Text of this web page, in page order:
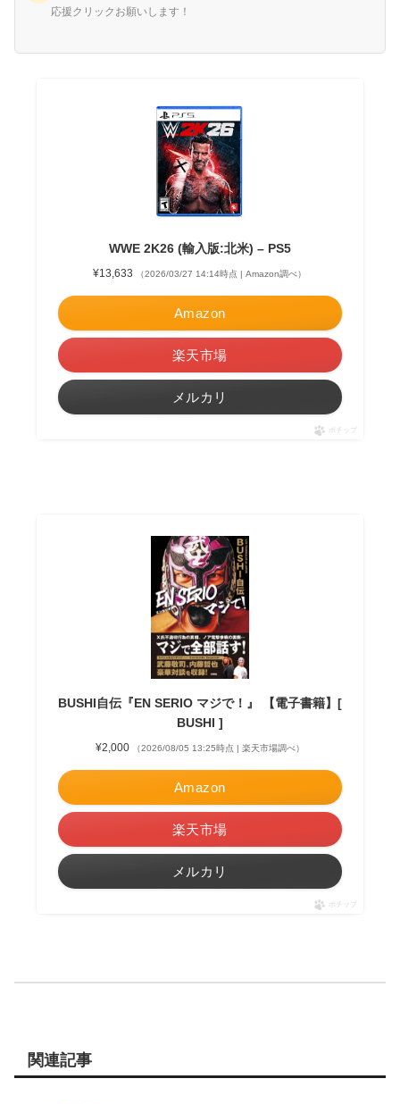
応援クリックお願いします！
WWE 2K26 (輸入版:北米) – PS5
¥13,633 （2026/03/27 14:14時点 | Amazon調べ）
Amazon
楽天市場
メルカリ
ポチップ
BUSHI自伝『EN SERIO マジで！』 【電子書籍】[
BUSHI ]
¥2,000 （2026/08/05 13:25時点 | 楽天市場調べ）
Amazon
楽天市場
メルカリ
ポチップ
関連記事